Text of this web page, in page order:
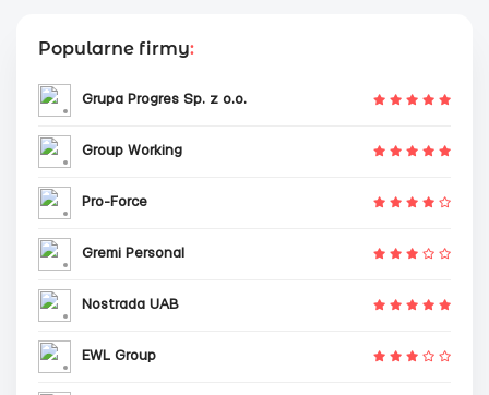
Popularne firmy:
Grupa Progres Sp. z o.o.
Group Working
Pro-Force
Gremi Personal
Nostrada UAB
EWL Group